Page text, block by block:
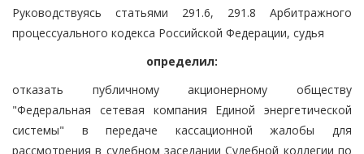
Руководствуясь статьями 291.6, 291.8 Арбитражного
процессуального кодекса Российской Федерации, судья
определил:
отказать публичному акционерному обществу
"Федеральная сетевая компания Единой энергетической
системы" в передаче кассационной жалобы для
рассмотрения в судебном заседании Судебной коллегии по